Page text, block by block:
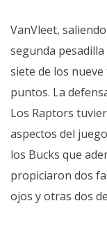
VanVleet,
segunda
siete de los
puntos. La
Los Raptors
aspectos del
los Bucks que
propiciaron dos
ojos y otras dos